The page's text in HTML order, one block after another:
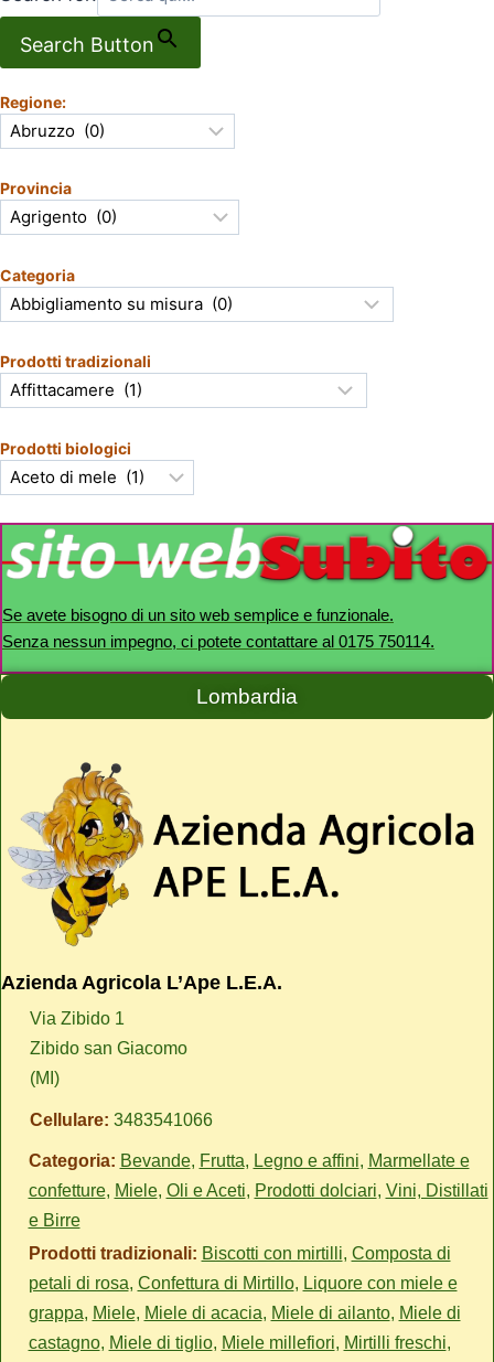
Search Button
Regione:
Provincia
Categoria
Prodotti tradizionali
Prodotti biologici
Se avete bisogno di un sito web semplice e funzionale.
Senza nessun impegno, ci potete contattare al 0175 750114.
Lombardia
Azienda Agricola L’Ape L.E.A.
Via Zibido 1
Zibido san Giacomo
(MI)
Cellulare: 3483541066
Categoria: Bevande, Frutta, Legno e affini, Marmellate e
confetture, Miele, Oli e Aceti, Prodotti dolciari, Vini, Distillati
e Birre
Prodotti tradizionali: Biscotti con mirtilli, Composta di
petali di rosa, Confettura di Mirtillo, Liquore con miele e
grappa, Miele, Miele di acacia, Miele di ailanto, Miele di
castagno, Miele di tiglio, Miele millefiori, Mirtilli freschi,